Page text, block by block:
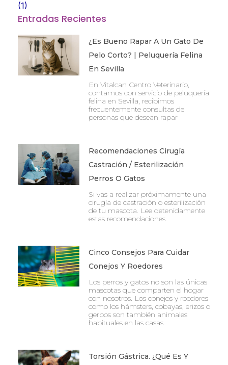
(1)
Entradas Recientes
¿Es Bueno Rapar A Un Gato De
Pelo Corto? | Peluquería Felina
En Sevilla
En Vitalcan Centro Veterinario,
contamos con servicio de peluquería
felina en Sevilla, recibimos
frecuentemente consultas de
personas que desean rapar
Recomendaciones Cirugía
Castración / Esterilización
Perros O Gatos
Si vas a realizar próximamente una
cirugía de castración o esterilización
de tu mascota. Lee detenidamente
estas recomendaciones.
Cinco Consejos Para Cuidar
Conejos Y Roedores
Los perros y gatos no son las únicas
mascotas que comparten el hogar
con nosotros. Los conejos y roedores
como los hámsters, cobayas, erizos o
gerbos son también animales
habituales en las casas.
Torsión Gástrica. ¿Qué Es Y